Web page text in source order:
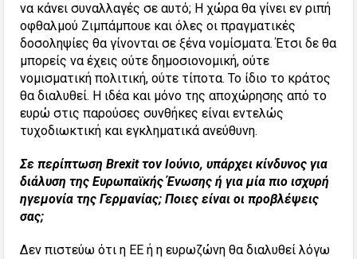
να κάνει συναλλαγές σε αυτό; Η χώρα θα γίνει εν ριπή
οφθαλμού Ζιμπάμπουε και όλες οι πραγματικές
δοσοληψίες θα γίνονται σε ξένα νομίσματα. Έτσι δε θα
μπορείς να έχεις ούτε δημοσιονομική, ούτε
νομισματική πολιτική, ούτε τίποτα. Το ίδιο το κράτος
θα διαλυθεί. Η ιδέα και μόνο της αποχώρησης από το
ευρώ στις παρούσες συνθήκες είναι εντελώς
τυχοδιωκτική και εγκληματικά ανεύθυνη.
Σε περίπτωσηBrexitτον Ιούνιο, υπάρχει κίνδυνος για
διάλυση της Ευρωπαϊκής Ένωσης ή για μία πιο ισχυρή
ηγεμονία της Γερμανίας; Ποιες είναι οι προβλέψεις
σας;
Δεν πιστεύω ότι η ΕΕ ή η ευρωζώνη θα διαλυθεί λόγω